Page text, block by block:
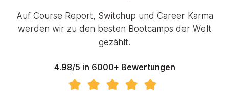
Auf Course Report, Switchup und Career Karma
werden wir zu den besten Bootcamps der Welt
gezählt.
4.98/5 in 6000+ Bewertungen